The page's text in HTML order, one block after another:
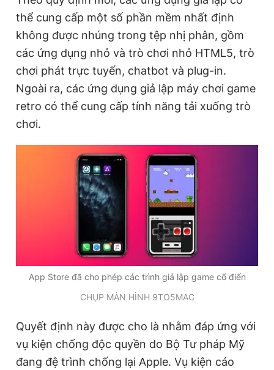
Đọc Thanh Niên trên điện thoại
Theo dõi báo trên
0908 780 404
Quảng cáo Tòa soạn
Tổng biên tập: Nguyễn Ngọc Toàn
Phó tổng biên tập thường trực: Hải Thành
Phó tổng biên tập: Lâm Hiếu Dũng
Phó tổng biên tập: Trần Việt Hưng
Tổng thư ký tòa soạn: Đức Trung
Giấy phép xuất bản số 110/GP - BTTTT cấp ngày 24.3.2020
© 2003-2026 Bản quyền thuộc về Báo Thanh Niên. Cấm sao
chép dưới mọi hình thức nếu không có sự chấp thuận bằng văn
bản. Phát triển bởi ePi Technologies, JSC.
thể cung cấp một số phần mềm nhất định
không được nhúng trong tệp nhị phân, gồm
các ứng dụng nhỏ và trò chơi nhỏ HTML5, trò
chơi phát trực tuyến, chatbot và plug-in.
Ngoài ra, các ứng dụng giả lập máy chơi game
retro có thể cung cấp tính năng tải xuống trò
chơi.
App Store đã cho phép các trình giả lập game cổ điển
CHỤP MÀN HÌNH 9TO5MAC
Quyết định này được cho là nhằm đáp ứng với
vụ kiện chống độc quyền do Bộ Tư pháp Mỹ
đang đệ trình chống lại Apple. Vụ kiện cáo